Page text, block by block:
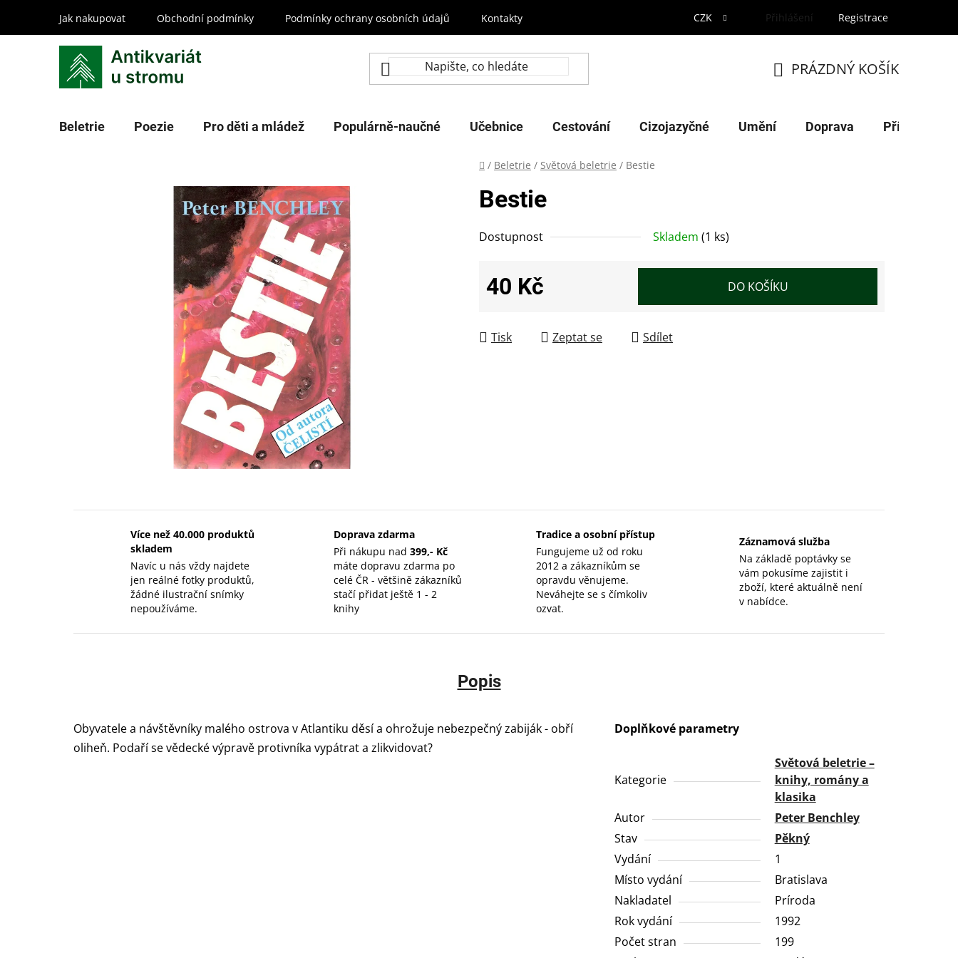
obsah
Jak nakupovat Obchodní podmínky Podmínky ochrany osobních údajů Kontakty CZK Přihlášení Registrace
KOŠÍK
PRÁZDNÝ KOŠÍK
Beletrie Poezie Pro děti a mládež Populárně-naučné Učebnice Cestování Cizojazyčné Umění Doprava Příroda
Domů
/ Beletrie / Světová beletrie / Bestie
Bestie
Dostupnost Skladem (1 ks)
40 Kč DO KOŠÍKU
Tisk Zeptat se Sdílet
Více než 40.000 produktů
skladem
Navíc u nás vždy najdete
jen reálné fotky produktů,
žádné ilustrační snímky
nepoužíváme.
Doprava zdarma
Při nákupu nad 399,- Kč
máte dopravu zdarma po
celé ČR - většině zákazníků
stačí přidat ještě 1 - 2
knihy
Tradice a osobní přístup
Fungujeme už od roku
2012 a zákazníkům se
opravdu věnujeme.
Neváhejte se s čímkoliv
ozvat.
Záznamová služba
Na základě poptávky se
vám pokusíme zajistit i
zboží, které aktuálně není
v nabídce.
Popis
Obyvatele a návštěvníky malého ostrova v Atlantiku děsí a ohrožuje nebezpečný zabiják - obří
oliheň. Podaří se vědecké výpravě protivníka vypátrat a zlikvidovat?
Doplňkové parametry
Kategorie
Světová beletrie –
knihy, romány a
klasika
Autor
Peter Benchley
Stav
Pěkný
Vydání
1
Místo vydání
Bratislava
Nakladatel
Príroda
Rok vydání
1992
Počet stran
199